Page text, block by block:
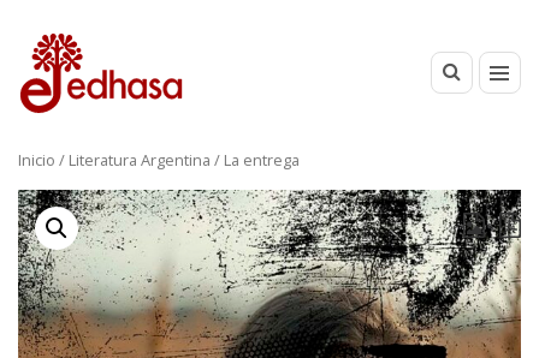
Inicio / Literatura Argentina / La entrega